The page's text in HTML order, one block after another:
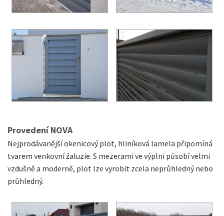
Provedení NOVA
Nejprodávanější okenicový plot, hliníková lamela připomíná
tvarem venkovní žaluzie. S mezerami ve výplni působí velmi
vzdušně a moderně, plot lze vyrobit zcela neprůhledný nebo
průhledný.